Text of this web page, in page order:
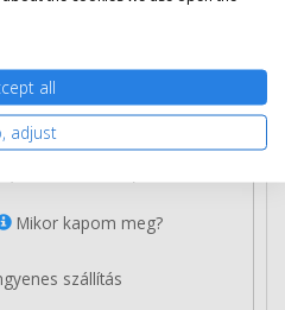
53 327 Ft)
ár
52 438 Ft) / db
Mikor kapom meg?
szállítás
all
adjust